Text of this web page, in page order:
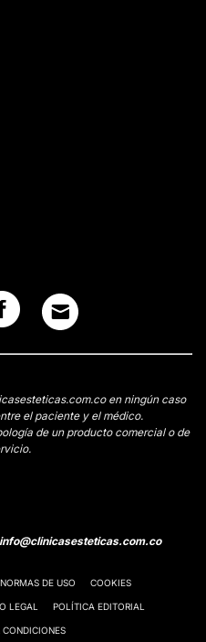
en ningún caso
el paciente y el médico.
de un producto comercial o de
info@clinicasesteticas.com.co
NORMAS DE USO COOKIES
LEGAL POLÍTICA EDITORIAL
CONDICIONES